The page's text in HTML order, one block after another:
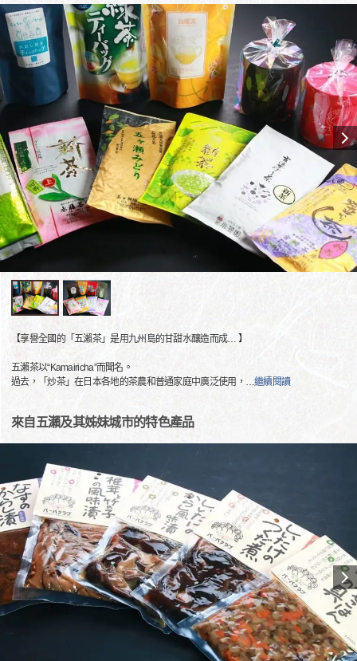
【享譽全國的「五瀨茶」是用九州島的甘甜水釀造而成… 】
五瀨茶以“Kamairicha”而聞名。
過去，「炒茶」在日本各地的茶農和普通家庭中廣泛使用， …繼續閱讀
來自五瀨及其姊妹城市的特色產品